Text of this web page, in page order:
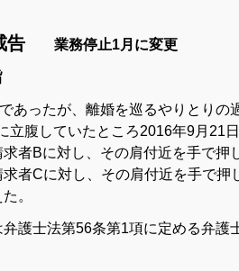
告 業務停止1月に変更
あったが、離婚を巡るやりとりの
立腹していたところ2016年9月21
者Bに対し、その肩付近を手で押
者Cに対し、その肩付近を手で押
。
護士法第56条第1項に定める弁護